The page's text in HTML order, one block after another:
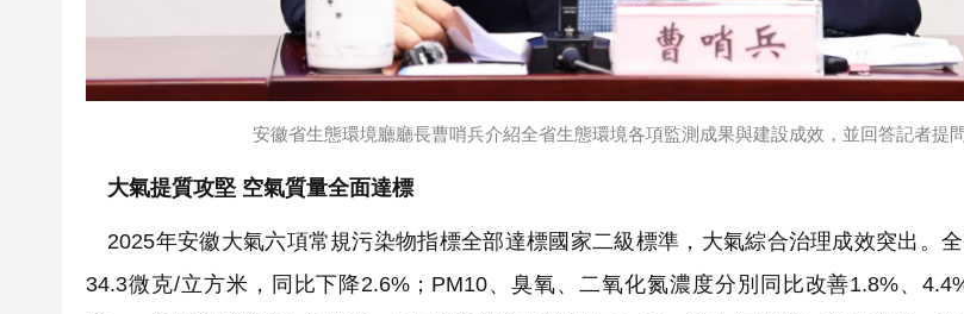
安徽省生態環境廳廳長曹哨兵介紹全省生態環境各項監測成果與建設成效，並回答記者提問
大氣提質攻堅 空氣質量全面達標
2025年安徽大氣六項常規污染物指標全部達標國家二級標準，大氣綜合治理成效突出。
34.3微克/立方米，同比下降2.6%；PM10、臭氧、二氧化氮濃度分別同比改善1.8%、